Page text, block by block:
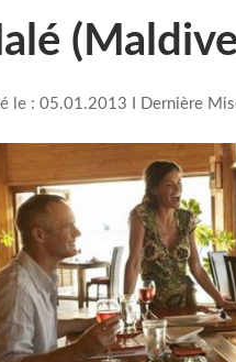
le : 05.01.2013 I Dernière